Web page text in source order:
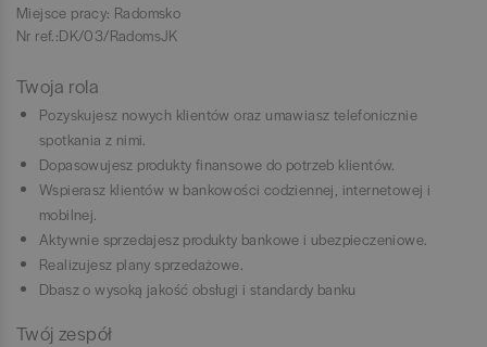
Miejsce pracy: Radomsko
Nr ref.:DK/03/RadomsJK
Twoja rola
Pozyskujesz nowych klientów oraz umawiasz telefonicznie
spotkania z nimi.
Dopasowujesz produkty finansowe do potrzeb klientów.
Wspierasz klientów w bankowości codziennej, internetowej i
mobilnej.
Aktywnie sprzedajesz produkty bankowe i ubezpieczeniowe.
Realizujesz plany sprzedażowe.
Dbasz o wysoką jakość obsługi i standardy banku
Twój zespół